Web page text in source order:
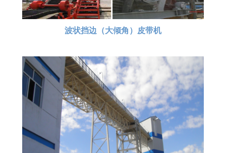
波状挡边（大倾角）皮带机